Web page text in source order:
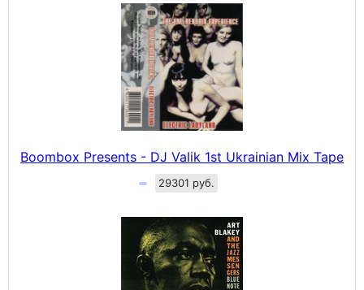
Boombox Presents - DJ Valik 1st Ukrainian Mix Tape
29301 руб.